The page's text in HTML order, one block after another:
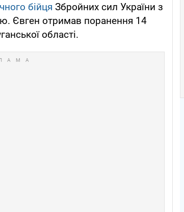
бійця Збройних сил України з
Євген отримав поранення 14
області.